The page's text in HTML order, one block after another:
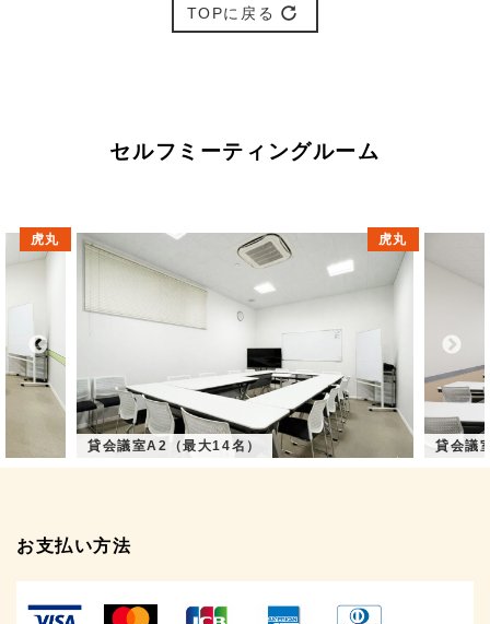
TOPに戻る
セルフミーティングルーム
虎丸
貸会議室A2（最大14名）
虎丸
貸会議
お支払い方法